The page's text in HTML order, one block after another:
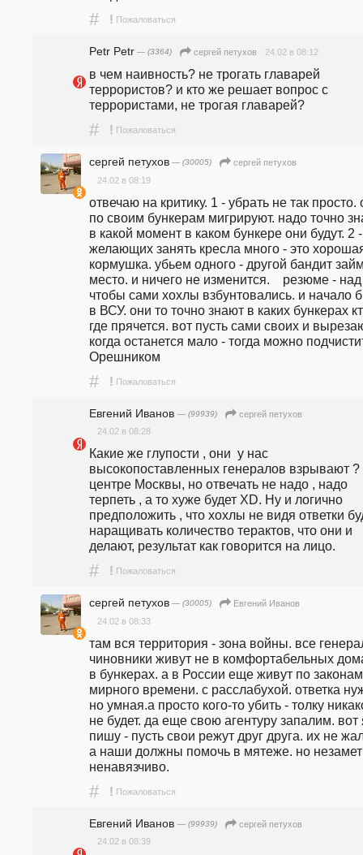
# ! Пожаловаться
Petr Petr — (3364) сергей петухов 24.02 в 08:12
в чем наивность? не трогать главарей
террористов? и кто же решает вопрос с
террористами, не трогая главарей?
# ! Пожаловаться
сергей петухов — (30005)
сергей петухов
24.02 в 08:19
отвечаю на критику. 1 - убрать не так просто.
по своим бункерам мигрируют. надо точно
в какой момент в каком бункере они будут. 2
желающих занять кресла много - это
кормушка. убьем одного - другой бандит
место. и ничего не изменится.    резюме - над
чтобы сами хохлы взбунтовались. и начало
в ВСУ. они то точно знают в каких бункерах
где прячется. вот пусть сами своих и
когда останется мало - тогда можно
Орешником
# ! Пожаловаться
Евгений Иванов — (99939)
сергей петухов
24.02 в 08:28
Какие же глупости , они  у нас
высокопоставленных генералов взрывают ?
центре Москвы, но отвечать не надо , надо
терпеть , а то хуже будет XD. Ну и логично
предположить , что хохлы не видя ответки
наращивать количество терактов, что они и
делают, результат как говорится на лицо.
# ! Пожаловаться
сергей петухов — (30005)
Евгений Иванов
24.02 в 08:33
там вся территория - зона войны. все
чиновники живут не в комфортабельных
в бункерах. а в России еще живут по законам
мирного времени. с расслабухой. ответка
но умная.а просто кого-то убить - толку
не будет. да еще свою агентуру запалим. вот
пишу - пусть свои режут друг друга. их не
а наши должны помочь в мятеже. но
ненавязчиво.
# ! Пожаловаться
Евгений Иванов — (99939)
сергей петухов
24.02 в 08:39